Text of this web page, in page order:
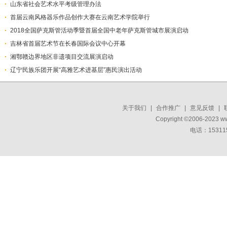
山东省社会艺术水平考级管理办法
首届云南风格器乐作品创作大赛在云南艺术学院举行
2018全国萨克斯管活动季暨首届全国中老年萨克斯管城市展演启动
吉林省首届艺术节在长春国际会议中心开幕
湘鄂赣边界地区非遗项目交流展演启动
辽宁民族乐团开展“高雅艺术进基层”惠民演出活动
关于我们 合作推广 意见反馈
Copyright ©2006-2023
电话：